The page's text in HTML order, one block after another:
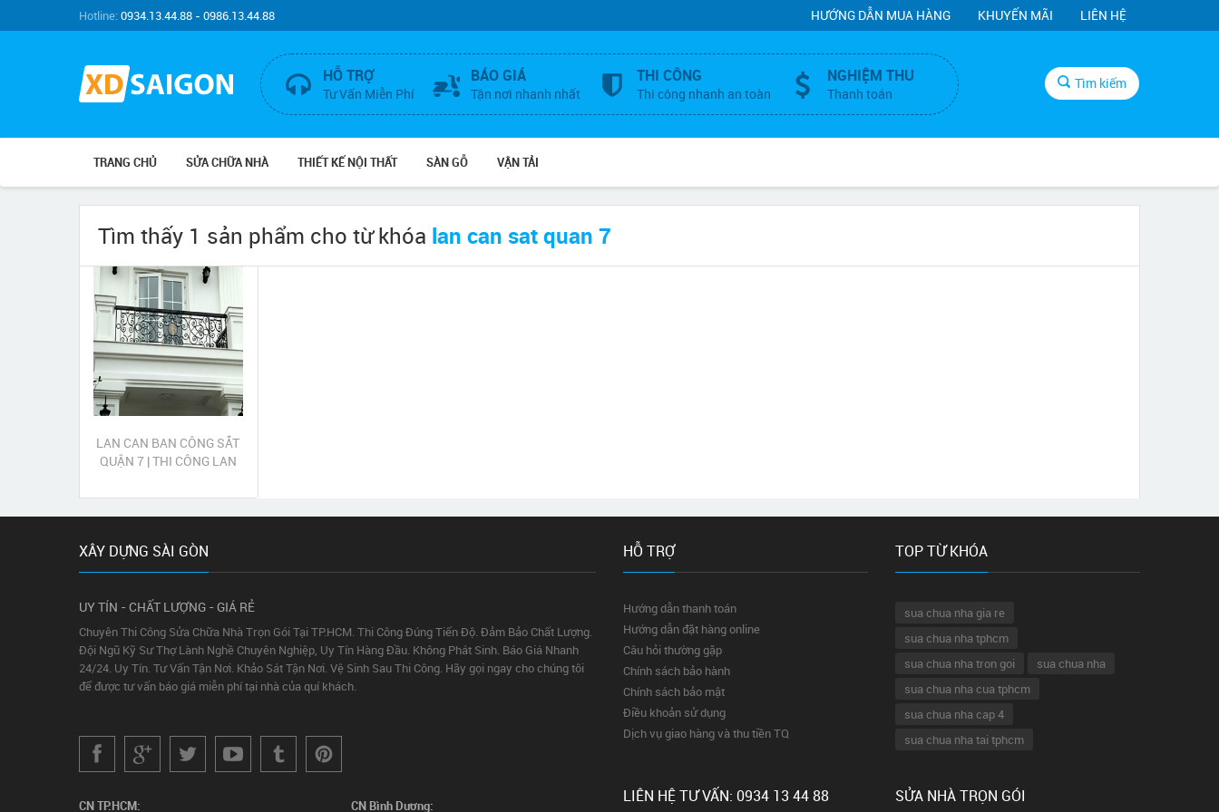
Hotline:0934.13.44.88 - 0986.13.44.88 HƯỚNG DẪN MUA HÀNG KHUYẾN MÃI LIÊN HỆ
HỖ TRỢ
Tư Vấn Miễn Phí
BÁO GIÁ
Tận nơi nhanh nhất
THI CÔNG
Thi công nhanh an toàn
NGHIỆM THU
Thanh toán
Tìm kiếm
TRANG CHỦ SỬA CHỮA NHÀ THIẾT KẾ NỘI THẤT SÀN GỖ VẬN TẢI
Tìm thấy 1 sản phẩm cho từ khóa lan can sat quan 7
LAN CAN BAN CÔNG SẮT
QUẬN 7 | THI CÔNG LAN
XÂY DỰNG SÀI GÒN
UY TÍN - CHẤT LƯỢNG - GIÁ RẺ
Chuyên Thi Công Sửa Chữa Nhà Trọn Gói Tại TP.HCM. Thi Công Đúng Tiến Độ. Đảm Bảo Chất Lượng.
Đội Ngũ Kỹ Sư Thợ Lành Nghề Chuyên Nghiệp, Uy Tín Hàng Đầu. Không Phát Sinh. Báo Giá Nhanh
24/24. Uy Tín. Tư Vấn Tận Nơi. Khảo Sát Tận Nơi. Vệ Sinh Sau Thi Công. Hãy gọi ngay cho chúng tôi
để được tư vấn báo giá miễn phí tại nhà của quí khách.
CN TP.HCM: CN Bình Dương:
HỖ TRỢ
Hướng dẫn thanh toán
Hướng dẫn đặt hàng online
Câu hỏi thường gặp
Chính sách bảo hành
Chính sách bảo mật
Điều khoản sử dụng
Dịch vụ giao hàng và thu tiền TQ
TOP TỪ KHÓA
sua chua nha gia re
sua chua nha tphcm
sua chua nha tron goi
sua chua nha
sua chua nha cua tphcm
sua chua nha cap 4
sua chua nha tai tphcm
LIÊN HỆ TƯ VẤN: 0934 13 44 88 SỬA NHÀ TRỌN GÓI